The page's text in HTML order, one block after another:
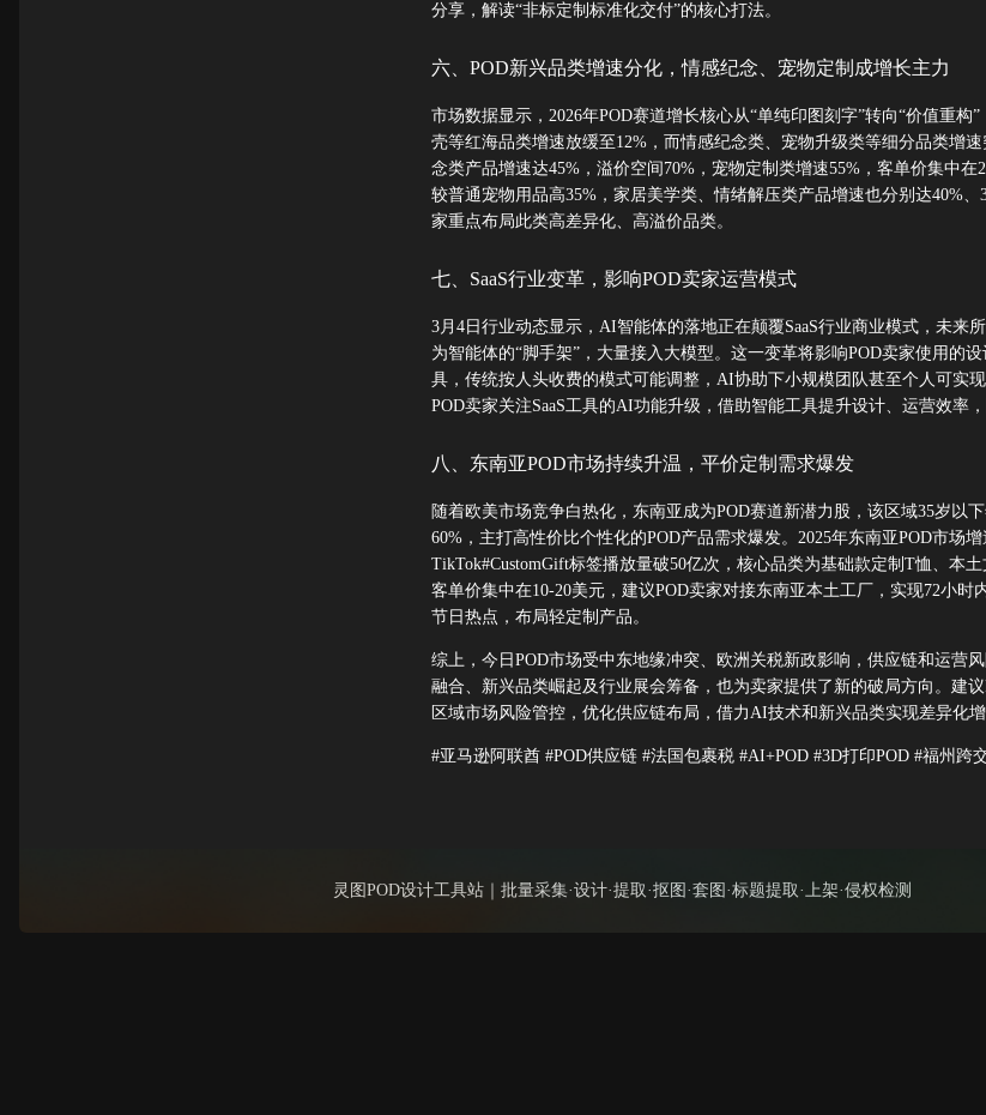
分享，解读“非标定制标准化交付”的核心打法。
六、POD新兴品类增速分化，情感纪念、宠物定制成增长主力
市场数据显示，2026年POD赛道增长核心从“单纯印图刻字”转向“价值重构
壳等红海品类增速放缓至12%，而情感纪念类、宠物升级类等细分品类增
念类产品增速达45%，溢价空间70%，宠物定制类增速55%，客单价集中在
较普通宠物用品高35%，家居美学类、情绪解压类产品增速也分别达40%、
家重点布局此类高差异化、高溢价品类。
七、SaaS行业变革，影响POD卖家运营模式
3月4日行业动态显示，AI智能体的落地正在颠覆SaaS行业商业模式，未来
为智能体的“脚手架”，大量接入大模型。这一变革将影响POD卖家使用的设
具，传统按人头收费的模式可能调整，AI协助下小规模团队甚至个人可实
POD卖家关注SaaS工具的AI功能升级，借助智能工具提升设计、运营效率，
八、东南亚POD市场持续升温，平价定制需求爆发
随着欧美市场竞争白热化，东南亚成为POD赛道新潜力股，该区域35岁以
60%，主打高性价比个性化的POD产品需求爆发。2025年东南亚POD市场增
TikTok#CustomGift标签播放量破50亿次，核心品类为基础款定制T恤、本土
客单价集中在10-20美元，建议POD卖家对接东南亚本土工厂，实现72小时
节日热点，布局轻定制产品。
综上，今日POD市场受中东地缘冲突、欧洲关税新政影响，供应链和运营
融合、新兴品类崛起及行业展会筹备，也为卖家提供了新的破局方向。建
区域市场风险管控，优化供应链布局，借力AI技术和新兴品类实现差异化增
#亚马逊阿联酋 #POD供应链 #法国包裹税 #AI+POD #3D打印POD #福州跨
灵图POD设计工具站｜批量采集·设计·提取·抠图·套图·标题提取·上架·侵权检测